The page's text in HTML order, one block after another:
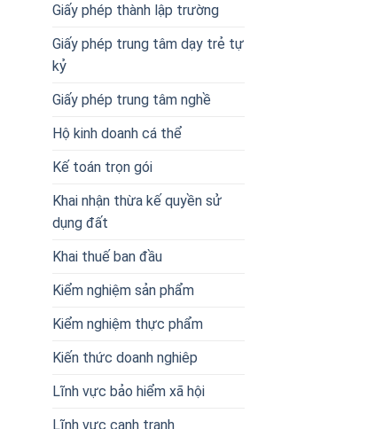
Giấy phép thành lập trường
Giấy phép trung tâm dạy trẻ tự
kỷ
Giấy phép trung tâm nghề
Hộ kinh doanh cá thể
Kế toán trọn gói
Khai nhận thừa kế quyền sử
dụng đất
Khai thuế ban đầu
Kiểm nghiệm sản phẩm
Kiểm nghiệm thực phẩm
Kiến thức doanh nghiêp
Lĩnh vực bảo hiểm xã hội
Lĩnh vực cạnh tranh